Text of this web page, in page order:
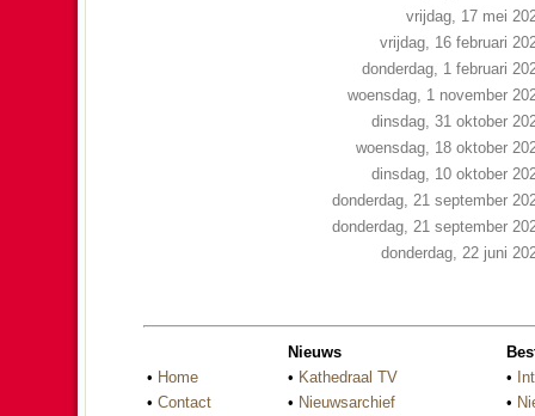
vrijdag, 17 mei
vrijdag, 16 februari
donderdag, 1 februari
woensdag, 1 november
dinsdag, 31 oktober
woensdag, 18 oktober
dinsdag, 10 oktober
donderdag, 21 september
donderdag, 21 september
donderdag, 22 juni
• Home
• Contact
Nieuws
• Kathedraal TV
• Nieuwsarchief
•
•